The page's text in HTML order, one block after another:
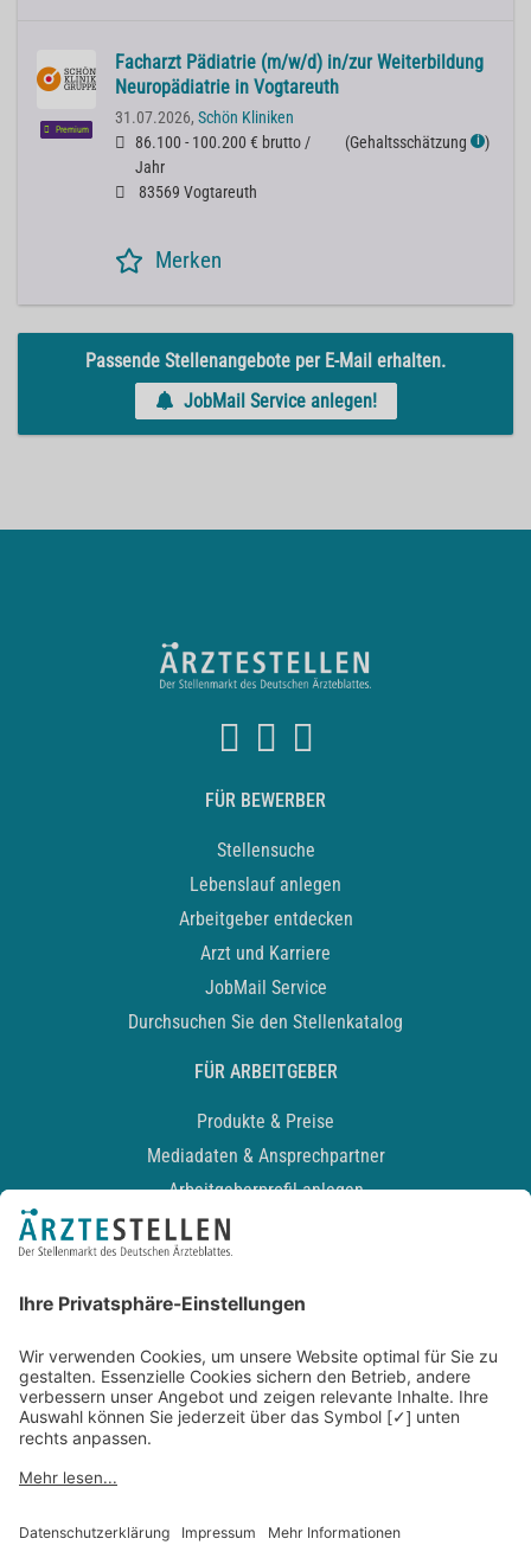
Premium
Facharzt Pädiatrie (m/w/d) in/zur Weiterbildung
Neuropädiatrie in Vogtareuth
31.07.2026, Schön Kliniken
86.100 - 100.200 € brutto /
Jahr
(Gehaltsschätzung ℹ )
83569 Vogtareuth
Merken
Passende Stellenangebote per E-Mail erhalten.
JobMail Service anlegen!
FÜR BEWERBER
Stellensuche
Lebenslauf anlegen
Arbeitgeber entdecken
Arzt und Karriere
JobMail Service
Durchsuchen Sie den Stellenkatalog
FÜR ARBEITGEBER
Produkte & Preise
Mediadaten & Ansprechpartner
Arbeitgeberprofil anlegen
Recruiting-Podcast
Kontakt
Datenschutz
Newsletter